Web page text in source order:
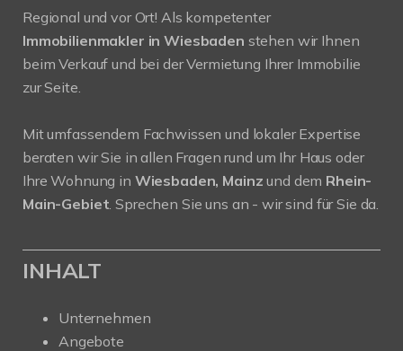
Regional und vor Ort! Als kompetenter
Immobilienmakler in Wiesbaden stehen wir Ihnen
beim Verkauf und bei der Vermietung Ihrer Immobilie
zur Seite.
Mit umfassendem Fachwissen und lokaler Expertise
beraten wir Sie in allen Fragen rund um Ihr Haus oder
Ihre Wohnung in Wiesbaden, Mainzund dem Rhein-
Main-Gebiet. Sprechen Sie uns an - wir sind für Sie da.
INHALT
Unternehmen
Angebote